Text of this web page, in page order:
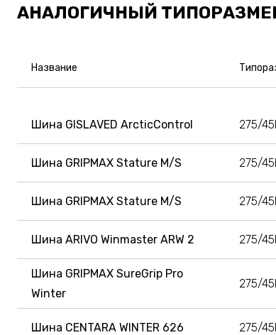
АНАЛОГИЧНЫЙ
Название
Шина GISLAVED ArcticControl 275/
Шина GRIPMAX Stature M/S 275/
Шина GRIPMAX Stature M/S 275/
Шина ARIVO Winmaster ARW 2 275/
Шина GRIPMAX SureGrip Pro
Winter
275/
Шина CENTARA WINTER 626 275/